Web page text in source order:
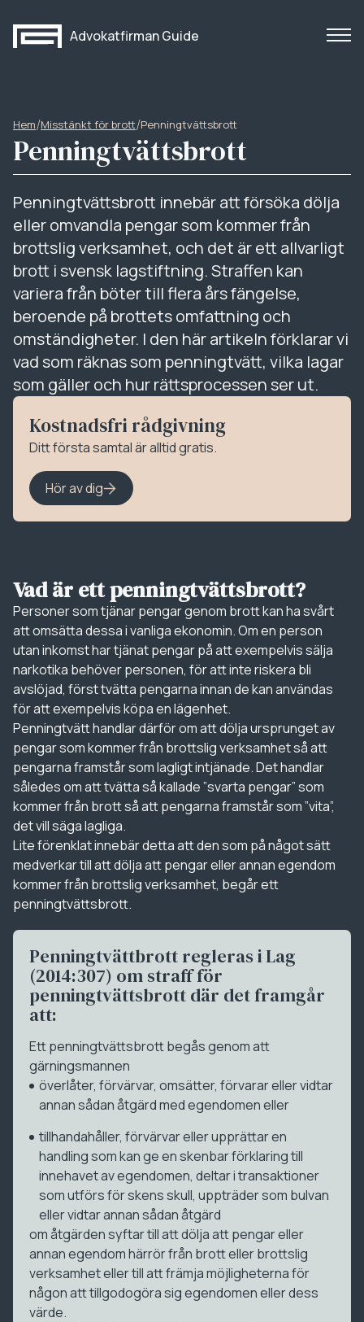
Advokatfirman Guide
Hem/Misstänkt för brott/Penningtvättsbrott
Penningtvättsbrott
Penningtvättsbrott innebär att försöka dölja
eller omvandla pengar som kommer från
brottslig verksamhet, och det är ett allvarligt
brott i svensk lagstiftning. Straffen kan
variera från böter till flera års fängelse,
beroende på brottets omfattning och
omständigheter. I den här artikeln förklarar vi
vad som räknas som penningtvätt, vilka lagar
som gäller och hur rättsprocessen ser ut.
Kostnadsfri rådgivning
Ditt första samtal är alltid gratis.
Hör av dig
Vad är ett penningtvättsbrott?
Personer som tjänar pengar genom brott kan ha svårt
att omsätta dessa i vanliga ekonomin. Om en person
utan inkomst har tjänat pengar på att exempelvis sälja
narkotika behöver personen, för att inte riskera bli
avslöjad, först tvätta pengarna innan de kan användas
för att exempelvis köpa en lägenhet.
Penningtvätt handlar därför om att dölja ursprunget av
pengar som kommer från brottslig verksamhet så att
pengarna framstår som lagligt intjänade. Det handlar
således om att tvätta så kallade ”svarta pengar” som
kommer från brott så att pengarna framstår som ”vita”,
det vill säga lagliga.
Lite förenklat innebär detta att den som på något sätt
medverkar till att dölja att pengar eller annan egendom
kommer från brottslig verksamhet, begår ett
penningtvättsbrott.
Penningtvättbrott regleras i Lag
(2014:307) om straff för
penningtvättsbrott där det framgår
att:
Ett penningtvättsbrott begås genom att
gärningsmannen
överlåter, förvärvar, omsätter, förvarar eller vidtar
annan sådan åtgärd med egendomeneller
tillhandahåller, förvärvar eller upprättar en
handling som kan ge en skenbar förklaring till
innehavet av egendomen, deltar i transaktioner
som utförs för skens skull, uppträder som bulvan
eller vidtar annan sådan åtgärd
om åtgärden syftar till att dölja att pengar eller
annan egendom härrör från brott eller brottslig
verksamhet eller till att främja möjligheterna för
någon att tillgodogöra sig egendomen eller dess
värde.